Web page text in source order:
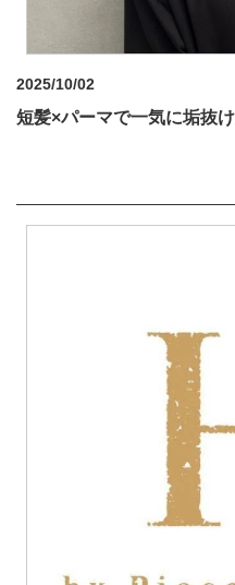
2025/10/02
短髪×パーマで一気に垢抜け